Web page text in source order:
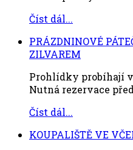
Číst dál...
PRÁZDNINOVÉ
ZILVAREM
Prohlídky probíhají
Nutná rezervace
Číst dál...
KOUPALIŠTĚ VE